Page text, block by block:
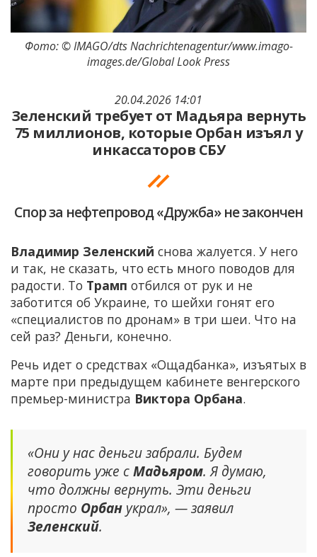
20.04.2026 14:01
Зеленский требует от Мадьяра вернуть
75 миллионов, которые Орбан изъял у
инкассаторов СБУ
Спор за нефтепровод «Дружба» не закончен
Фото: © IMAGO/dts Nachrichtenagentur/www.imago-
images.de/Global Look Press
Владимир Зеленский снова жалуется. У него
и так, не сказать, что есть много поводов для
радости. То Трамп отбился от рук и не
заботится об Украине, то шейхи гонят его
«специалистов по дронам» в три шеи. Что на
сей раз? Деньги, конечно.
Речь идет о средствах «Ощадбанка», изъятых в
марте при предыдущем кабинете венгерского
премьер-министра Виктора Орбана.
«Они у нас деньги забрали. Будем
говорить уже сМадьяром. Я думаю,
что должны вернуть. Эти деньги
просто Орбан украл», — заявил
Зеленский.